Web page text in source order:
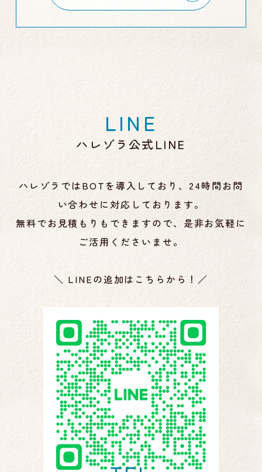
LINE
ハレゾラ公式LINE
ハレゾラではBOT を導入しており、24時間お問
い合わせに対応しております。
無料でお見積もりもできますので、是非お気軽に
ご活用くださいませ。
＼ LINEの追加はこちらから！／